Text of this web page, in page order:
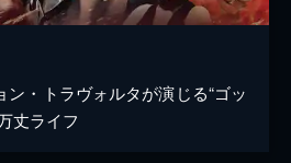
・トラヴォルタが演じる“ゴッ
丈ライフ